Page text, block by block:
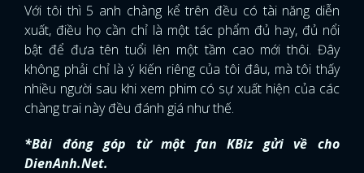
Với tôi thì 5 anh chàng kể trên đều có tài năng diễn
xuất, điều họ cần chỉ là một tác phẩm đủ hay, đủ nổi
bật để đưa tên tuổi lên một tầm cao mới thôi. Đây
không phải chỉ là ý kiến riêng của tôi đâu, mà tôi thấy
nhiều người sau khi xem phim có sự xuất hiện của các
chàng trai này đều đánh giá như thế.
*Bài đóng góp từ một fan KBiz gửi về cho
DienAnh.Net.